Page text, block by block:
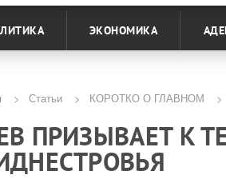
ЭКОНОМИКА
Статьи КОРОТКО О ГЛАВНОМ
ПРИЗЫВАЕТ К